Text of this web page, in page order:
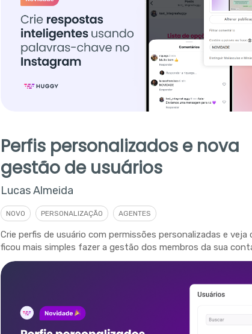
Perfis personalizados e nova
gestão de usuários
Lucas Almeida
NOVO PERSONALIZAÇÃO AGENTES
Crie perfis de usuário com permissões personalizadas e veja
ficou mais simples fazer a gestão dos membros da sua